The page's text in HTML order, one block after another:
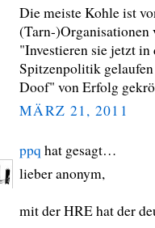
Die meiste Kohle ist
(Tarn-)Organisationen
"Investieren sie jetzt
Spitzenpolitik
Doof" von Erfolg
MÄRZ 21, 2011
ppq hat gesagt…
lieber anonym,
mit der HRE hat der